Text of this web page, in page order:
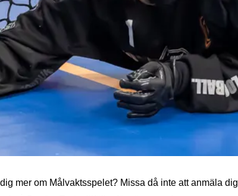
mer om Målvaktsspelet? Missa då inte att anmäla dig